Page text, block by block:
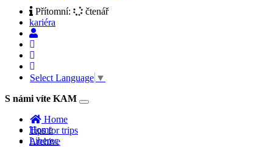
Přítomní:
čtenář
kariéra
Select Language ▼
S námi víte KAM
Toggle
Home
Tips for trips
Archive
Home
Liberec